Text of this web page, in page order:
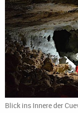
Blick ins Innere der